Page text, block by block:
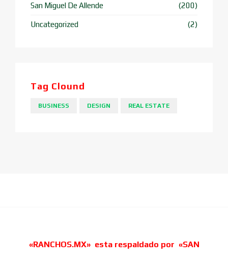
San Miguel De Allende (200)
Uncategorized (2)
Tag Clound
BUSINESS DESIGN REAL ESTATE
«RANCHOS.MX» esta respaldado por «SAN